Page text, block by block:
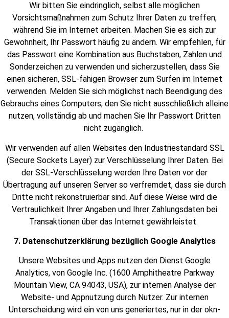
Wir bitten Sie eindringlich, selbst alle möglichen
Vorsichtsmaßnahmen zum Schutz Ihrer Daten zu treffen,
während Sie im Internet arbeiten. Machen Sie es sich zur
Gewohnheit, Ihr Passwort häufig zu ändern. Wir empfehlen, für
das Passwort eine Kombination aus Buchstaben, Zahlen und
Sonderzeichen zu verwenden und sicherzustellen, dass Sie
einen sicheren, SSL-fähigen Browser zum Surfen im Internet
verwenden. Melden Sie sich möglichst nach Beendigung des
Gebrauchs eines Computers, den Sie nicht ausschließlich alleine
nutzen, vollständig ab und machen Sie Ihr Passwort Dritten
nicht zugänglich.
Wir verwenden auf allen Websites den Industriestandard SSL
(Secure Sockets Layer) zur Verschlüsselung Ihrer Daten. Bei
der SSL-Verschlüsselung werden Ihre Daten vor der
Übertragung auf unseren Server so verfremdet, dass sie durch
Dritte nicht rekonstruierbar sind. Auf diese Weise wird die
Vertraulichkeit Ihrer Angaben und Ihrer Zahlungsdaten bei
Transaktionen über das Internet gewährleistet.
7. Datenschutzerklärung bezüglich Google Analytics
Unsere Websites und Apps nutzen den Dienst Google
Analytics, von Google Inc. (1600 Amphitheatre Parkway
Mountain View, CA 94043, USA), zur internen Analyse der
Website- und Appnutzung durch Nutzer. Zur internen
Unterscheidung wird ein von uns generiertes, nur in der okn-